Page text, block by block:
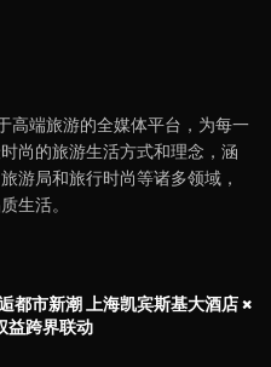
端旅游的全媒体平台，为每一
尚的旅游生活方式和理念，涵
游局和旅行时尚等诸多领域，
生活。
都市新潮 上海凯宾斯基大酒店 ×
益跨界联动